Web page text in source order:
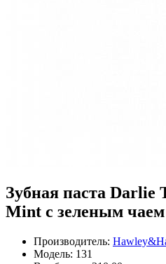
Зубная паста Darlie
Mint с зеленым
Производитель:
Модель: 131